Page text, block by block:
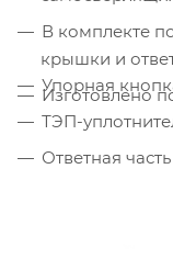
В комплекте
крышки и
Изготовлено
Упорная
ТЭП-
Ответная